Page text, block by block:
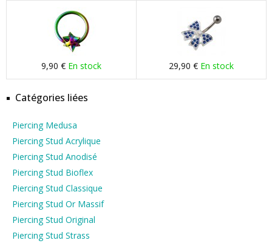
9,90 € En stock 29,90 € En stock
Catégories liées
Piercing Medusa
Piercing Stud Acrylique
Piercing Stud Anodisé
Piercing Stud Bioflex
Piercing Stud Classique
Piercing Stud Or Massif
Piercing Stud Original
Piercing Stud Strass